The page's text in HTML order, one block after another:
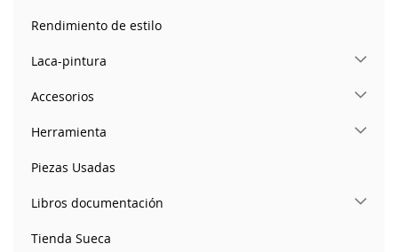
Rendimiento de estilo
Laca-pintura
Accesorios
Herramienta
Piezas Usadas
Libros documentación
Tienda Sueca